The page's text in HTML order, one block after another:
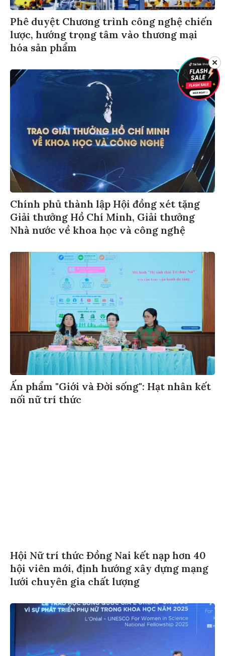
Phê duyệt Chương trình công nghệ chiến
lược, hướng trọng tâm vào thương mại
hóa sản phẩm
Chính phủ thành lập Hội đồng xét tặng
Giải thưởng Hồ Chí Minh, Giải thưởng
Nhà nước về khoa học và công nghệ
Ấn phẩm "Giới và Đời sống": Hạt nhân kết
nối nữ trí thức
Hội Nữ trí thức Đồng Nai kết nạp hơn 40
hội viên mới, định hướng xây dựng mạng
lưới chuyên gia chất lượng
✕